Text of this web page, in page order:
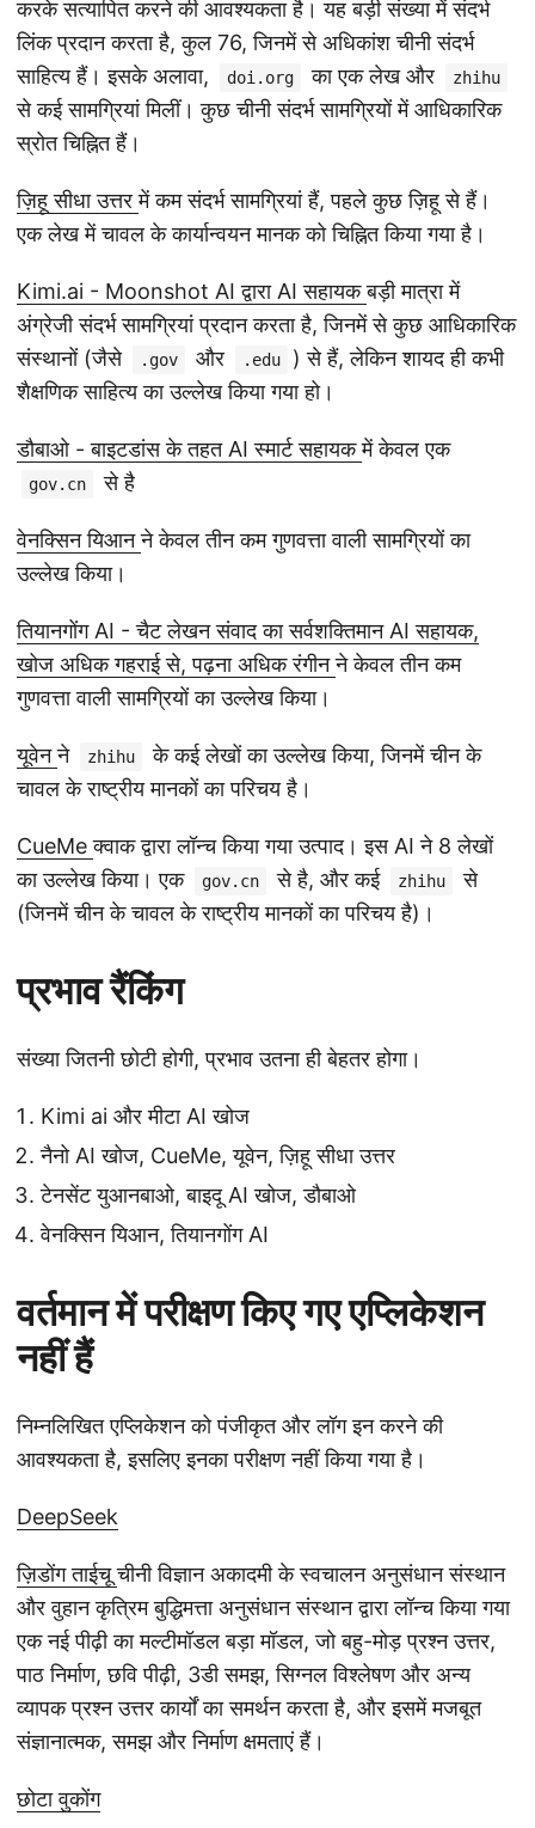
करके सत्यापित करने की आवश्यकता है। यह बड़ी संख्या में संदर्भ
लिंक प्रदान करता है, कुल 76, जिनमें से अधिकांश चीनी संदर्भ
साहित्य हैं। इसके अलावा,
doi.org का एक लेख और zhihu
से कई सामग्रियां मिलीं। कुछ चीनी संदर्भ सामग्रियों में आधिकारिक
स्रोत चिह्नित हैं।
ज़िहू सीधा उत्तरमें कम संदर्भ सामग्रियां हैं, पहले कुछ ज़िहू से हैं।
एक लेख में चावल के कार्यान्वयन मानक को चिह्नित किया गया है।
Kimi.ai - Moonshot AI द्वारा AI सहायकबड़ी मात्रा में
अंग्रेजी संदर्भ सामग्रियां प्रदान करता है, जिनमें से कुछ आधिकारिक
संस्थानों (जैसे
.gov और .edu
) से हैं, लेकिन शायद ही कभी
शैक्षणिक साहित्य का उल्लेख किया गया हो।
डौबाओ - बाइटडांस के तहत AI स्मार्ट सहायकमें केवल एक
gov.cn से है
वेनक्सिन यिआनने केवल तीन कम गुणवत्ता वाली सामग्रियों का
उल्लेख किया।
तियानगोंग AI - चैट लेखन संवाद का सर्वशक्तिमान AI सहायक,
खोज अधिक गहराई से, पढ़ना अधिक रंगीनने केवल तीन कम
गुणवत्ता वाली सामग्रियों का उल्लेख किया।
यूवेनने zhihu
के कई लेखों का उल्लेख किया, जिनमें चीन के
चावल के राष्ट्रीय मानकों का परिचय है।
CueMeक्वाक द्वारा लॉन्च किया गया उत्पाद। इस AI ने 8 लेखों
का उल्लेख किया। एक
gov.cn से है, और कई zhihu
से
(जिनमें चीन के चावल के राष्ट्रीय मानकों का परिचय है)।
प्रभाव रैंकिंग
संख्या जितनी छोटी होगी, प्रभाव उतना ही बेहतर होगा।
Kimi ai और मीटा AI खोज
नैनो AI खोज, CueMe, यूवेन, ज़िहू सीधा उत्तर
टेनसेंट युआनबाओ, बाइदू AI खोज, डौबाओ
वेनक्सिन यिआन, तियानगोंग AI
वर्तमान में परीक्षण किए गए एप्लिकेशन
नहीं हैं
निम्नलिखित एप्लिकेशन को पंजीकृत और लॉग इन करने की
आवश्यकता है, इसलिए इनका परीक्षण नहीं किया गया है।
DeepSeek
ज़िडोंग ताईचूचीनी विज्ञान अकादमी के स्वचालन अनुसंधान संस्थान
और वुहान कृत्रिम बुद्धिमत्ता अनुसंधान संस्थान द्वारा लॉन्च किया गया
एक नई पीढ़ी का मल्टीमॉडल बड़ा मॉडल, जो बहु-मोड़ प्रश्न उत्तर,
पाठ निर्माण, छवि पीढ़ी, 3डी समझ, सिग्नल विश्लेषण और अन्य
व्यापक प्रश्न उत्तर कार्यों का समर्थन करता है, और इसमें मजबूत
संज्ञानात्मक, समझ और निर्माण क्षमताएं हैं।
छोटा वुकोंग